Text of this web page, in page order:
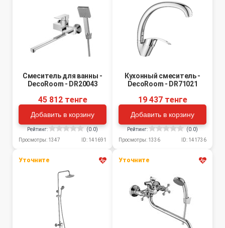
Смеситель для ванны -
DecoRoom - DR20043
45 812 тенге
Добавить в корзину
Рейтинг:
(0.0)
Просмотры: 1347
ID: 141691
Кухонный смеситель -
DecoRoom - DR71021
19 437 тенге
Добавить в корзину
Рейтинг:
(0.0)
Просмотры: 1336
ID: 141736
Уточните Уточните